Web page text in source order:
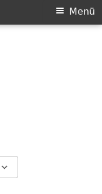
Menü